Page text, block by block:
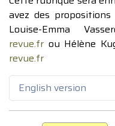
avez des
Louise-Emma
revue.fr ou Hélène
revue.fr
English version